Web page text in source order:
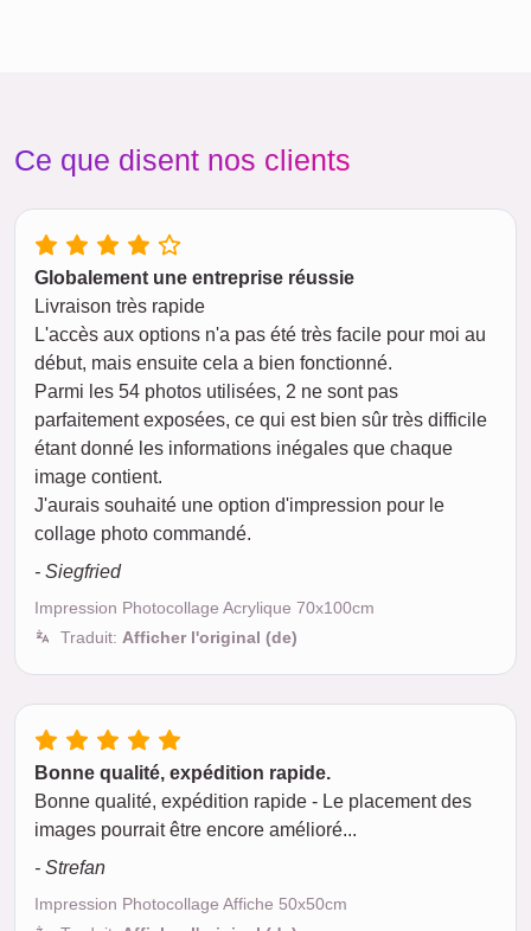
Ce que disent nos clients
Globalement une entreprise réussie
Livraison très rapide
L'accès aux options n'a pas été très facile pour moi au
début, mais ensuite cela a bien fonctionné.
Parmi les 54 photos utilisées, 2 ne sont pas
parfaitement exposées, ce qui est bien sûr très difficile
étant donné les informations inégales que chaque
image contient.
J'aurais souhaité une option d'impression pour le
collage photo commandé.
- Siegfried
Impression Photocollage Acrylique 70x100cm
Traduit: Afficher l'original (de)
Bonne qualité, expédition rapide.
Bonne qualité, expédition rapide - Le placement des
images pourrait être encore amélioré...
- Strefan
Impression Photocollage Affiche 50x50cm